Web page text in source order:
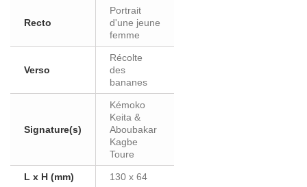
Recto
Portrait
d'une jeune
femme
Verso
Récolte
des
bananes
Signature(s)
Kémoko
Keita &
Aboubakar
Kagbe
Toure
L x H (mm) 130 x 64